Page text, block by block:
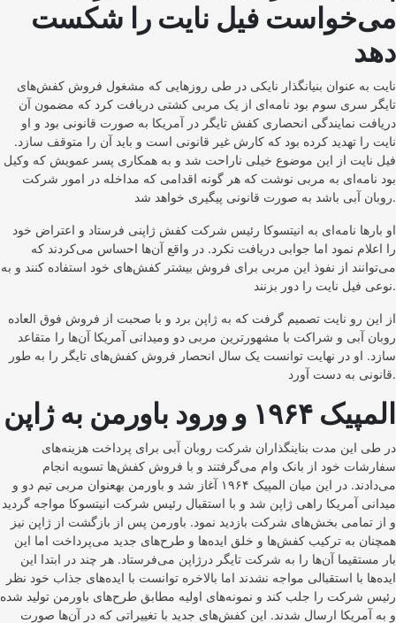
می‌خواست فیل نایت را شکست
دهد
نایت به عنوان بنیانگذار نایکی در طی روزهایی که مشغول فروش کفش‌های
تایگر سری سوم بود نامه‌‌ای از یک مربی کشتی دریافت کرد که مضمون آن
دریافت نمایندگی انحصاری کفش تایگر در آمریکا به صورت قانونی بود و او
نایت را تهدید کرده بود که کارش غیر قانونی است و باید آن را متوقف سازد.
فیل نایت از این موضوع خیلی ناراحت شد و به همکاری پسر عمویش که وکیل
بود نامه‌‌ای به مربی نوشت که هر گونه اقدامی که مداخله در امور شرکت
روبان آبی باشد به صورت قانونی پیگیری خواهد شد.
او بارها نامه‌‌ای به انیتسوکا رئیس شرکت کفش ژاپنی فرستاد و اعتراض خود
را اعلام نمود اما جوابی دریافت نکرد. در واقع آن‌ها احساس می‌کردند که
می‌توانند از نفوذ این مربی برای فروش بیشتر کفش‌های خود استفاده کنند و به
نوعی فیل نایت را دور بزنند.
از این رو نایت تصمیم گرفت که به ژاپن برد و با صحبت از فروش فوق العاده
روبان آبی و شراکت با مشهورترین مربی دو ومیدانی آمریکا آن‌ها را متقاعد
سازد. او در نهایت توانست یک سال انحصار فروش کفش‌های تایگر را به طور
قانونی به دست آورد.
المپیک ۱۹۶۴ و ورود باورمن به ژاپن
در طی این مدت بناینگذاران شرکت روبان آبی برای پرداخت هزینه‌های
سفارشات خود از بانک وام می‌گرفتند و با فروش کفش‌ها تسویه انجام
می‌دادند. در این میان المپیک ۱۹۶۴ آغاز شد و باورمن بهعنوان مربی تیم دو و
میدانی آمریکا راهی ژاپن شد و با استقبال رئیس شرکت انیتسوکا مواجه گردید
و از تمامی بخش‌های شرکت بازدید نمود. باورمن پس از بازگشت از ژاپن نیز
همچنان به ترکیب کفش‌ها و خلق ایده‌ها و طرح‌های جدید می‌پرداخت اما این
بار مستقیما آن‌ها را به شرکت تایگر درژاپن می‌فرستاد. هر چند در ابتدا این
ایده‌ها با استقبالی مواجه نشدند اما بالاخره توانست با ایده‌های جذاب خود نظر
رئیس شرکت را جلب کند و نمونه‌های اولیه مطابق طرح‌های باورمن تولید شده
و به آمریکا ارسال شدند. این کفش‌های جدید با تغییراتی که در آن‌ها صورت